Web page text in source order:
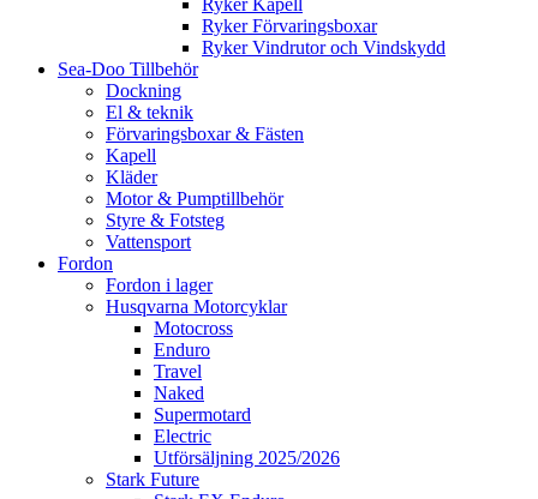
Ryker Kapell
Ryker Förvaringsboxar
Ryker Vindrutor och Vindskydd
Sea-Doo Tillbehör
Dockning
El & teknik
Förvaringsboxar & Fästen
Kapell
Kläder
Motor & Pumptillbehör
Styre & Fotsteg
Vattensport
Fordon
Fordon i lager
Husqvarna Motorcyklar
Motocross
Enduro
Travel
Naked
Supermotard
Electric
Utförsäljning 2025/2026
Stark Future